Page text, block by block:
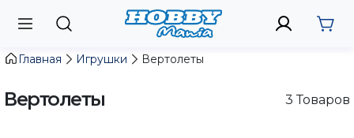
Главная Игрушки Вертолеты
Вертолеты 3 Товаров